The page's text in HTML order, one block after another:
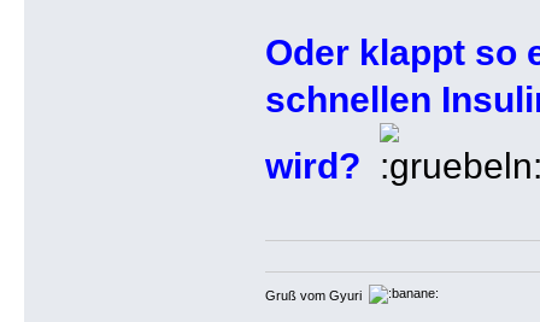
Oder klappt so
schnellen
wird?
Gruß vom Gyuri